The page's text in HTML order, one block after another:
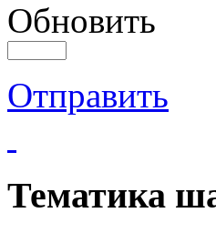
Обновить
Отправить
Тематика